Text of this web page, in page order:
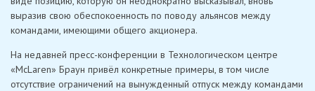
выразив свою обеспокоенность по поводу альянсов между
командами, имеющими общего акционера.
На недавней пресс-конференции в Технологическом центре
«McLaren» Браун привёл конкретные примеры, в том числе
отсутствие ограничений на вынужденный отпуск между командами